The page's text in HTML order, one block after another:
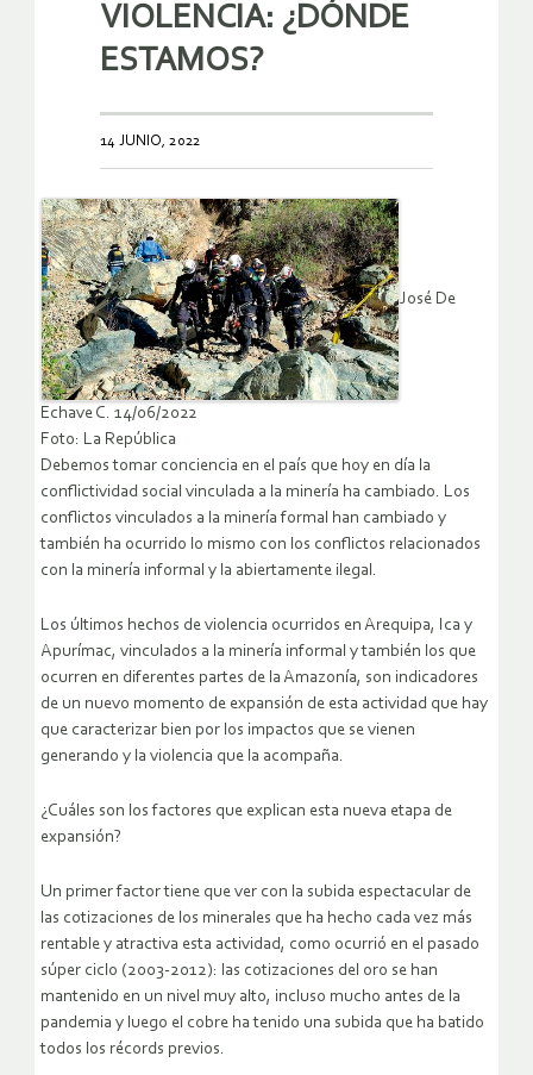
VIOLENCIA: ¿DÓNDE
ESTAMOS?
14 JUNIO, 2022
José De
Echave C. 14/06/2022
Foto: La República
Debemos tomar conciencia en el país que hoy en día la
conflictividad social vinculada a la minería ha cambiado. Los
conflictos vinculados a la minería formal han cambiado y
también ha ocurrido lo mismo con los conflictos relacionados
con la minería informal y la abiertamente ilegal.
Los últimos hechos de violencia ocurridos en Arequipa, Ica y
Apurímac, vinculados a la minería informal y también los que
ocurren en diferentes partes de la Amazonía, son indicadores
de un nuevo momento de expansión de esta actividad que hay
que caracterizar bien por los impactos que se vienen
generando y la violencia que la acompaña.
¿Cuáles son los factores que explican esta nueva etapa de
expansión?
Un primer factor tiene que ver con la subida espectacular de
las cotizaciones de los minerales que ha hecho cada vez más
rentable y atractiva esta actividad, como ocurrió en el pasado
súper ciclo (2003-2012): las cotizaciones del oro se han
mantenido en un nivel muy alto, incluso mucho antes de la
pandemia y luego el cobre ha tenido una subida que ha batido
todos los récords previos.